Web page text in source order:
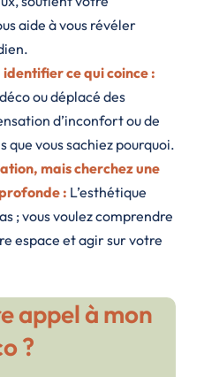
aide à vous révéler
identifier ce qui coince :
ou déplacé des
d’inconfort ou de
que vous sachiez pourquoi.
mais cherchez une
: L’esthétique
; vous voulez comprendre
espace et agir sur votre
appel à mon
?